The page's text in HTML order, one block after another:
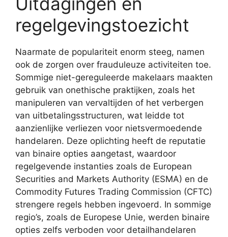
regelgevingstoezicht
Naarmate de populariteit enorm steeg, namen
ook de zorgen over frauduleuze activiteiten toe.
Sommige niet-gereguleerde makelaars maakten
gebruik van onethische praktijken, zoals het
manipuleren van vervaltijden of het verbergen
van uitbetalingsstructuren, wat leidde tot
aanzienlijke verliezen voor nietsvermoedende
handelaren. Deze oplichting heeft de reputatie
van binaire opties aangetast, waardoor
regelgevende instanties zoals de European
Securities and Markets Authority (ESMA) en de
Commodity Futures Trading Commission (CFTC)
strengere regels hebben ingevoerd. In sommige
regio’s, zoals de Europese Unie, werden binaire
opties zelfs verboden voor detailhandelaren